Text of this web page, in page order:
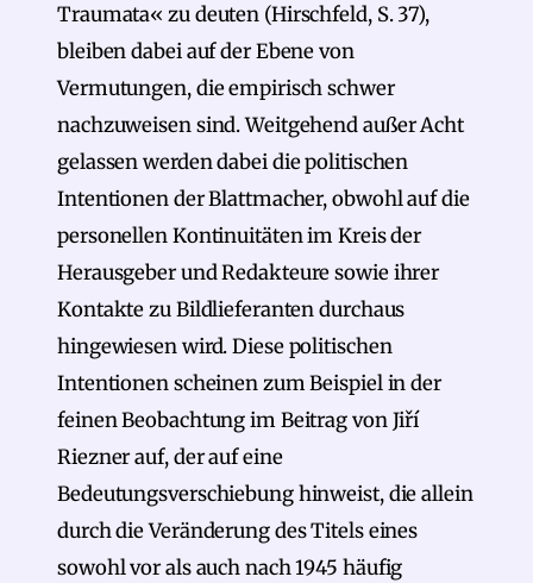
Traumata« zu deuten (Hirschfeld, S. 37),
bleiben dabei auf der Ebene von
Vermutungen, die empirisch schwer
nachzuweisen sind. Weitgehend außer Acht
gelassen werden dabei die politischen
Intentionen der Blattmacher, obwohl auf die
personellen Kontinuitäten im Kreis der
Herausgeber und Redakteure sowie ihrer
Kontakte zu Bildlieferanten durchaus
hingewiesen wird. Diese politischen
Intentionen scheinen zum Beispiel in der
feinen Beobachtung im Beitrag von Jiří
Riezner auf, der auf eine
Bedeutungsverschiebung hinweist, die allein
durch die Veränderung des Titels eines
sowohl vor als auch nach 1945 häufig